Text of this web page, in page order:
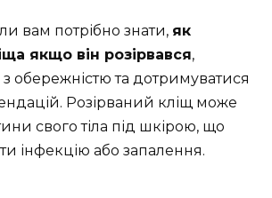
вам потрібно знати, як
якщо він розірвався,
обережністю та дотримуватися
Розірваний кліщ може
свого тіла під шкірою, що
інфекцію або запалення.